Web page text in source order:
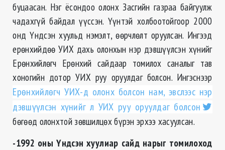
буцаасан. Нэг ёсондоо олонх Засгийн газраа байгуулж
чадахгүй байдал үүссэн. Үүнтэй холбоотойгоор 2000
онд Үндсэн хуульд нэмэлт, өөрчлөлт оруулсан. Ингээд
ерөнхийдөө УИХ дахь олонхын нэр дэвшүүлсэн хүнийг
Ерөнхийлөгч Ерөнхий сайдаар томилох саналыг тав
хоногийн дотор УИХ руу оруулдаг болсон. Ингэснээр
Ерөнхийлөгч УИХ-д олонх болсон нам, эвслээс нэр
дэвшүүлсэн хүнийг л УИХ руу оруулдаг болсон
бөгөөд олонхтой зөвшилцөх бүрэн эрхээ хасуулсан.
-1992 оны Үндсэн хуулиар сайд нарыг томилоход